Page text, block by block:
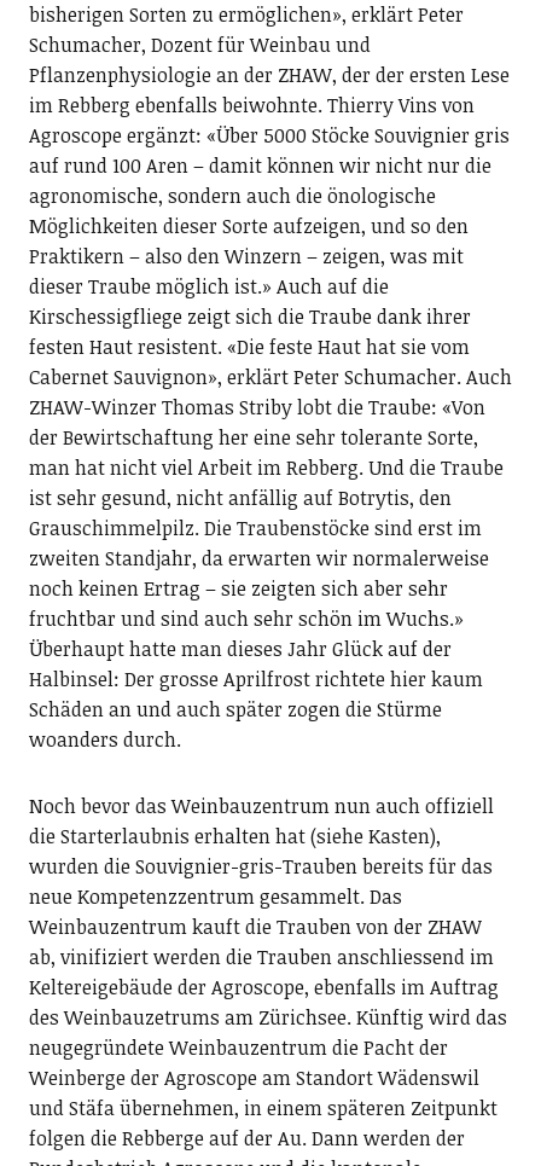
bisherigen Sorten zu ermöglichen», erklärt Peter
Schumacher, Dozent für Weinbau und
Pflanzenphysiologie an der ZHAW, der der ersten Lese
im Rebberg ebenfalls beiwohnte. Thierry Vins von
Agroscope ergänzt: «Über 5000 Stöcke Souvignier gris
auf rund 100 Aren – damit können wir nicht nur die
agronomische, sondern auch die önologische
Möglichkeiten dieser Sorte aufzeigen, und so den
Praktikern – also den Winzern – zeigen, was mit
dieser Traube möglich ist.» Auch auf die
Kirschessigfliege zeigt sich die Traube dank ihrer
festen Haut resistent. «Die feste Haut hat sie vom
Cabernet Sauvignon», erklärt Peter Schumacher. Auch
ZHAW-Winzer Thomas Striby lobt die Traube: «Von
der Bewirtschaftung her eine sehr tolerante Sorte,
man hat nicht viel Arbeit im Rebberg. Und die Traube
ist sehr gesund, nicht anfällig auf Botrytis, den
Grauschimmelpilz. Die Traubenstöcke sind erst im
zweiten Standjahr, da erwarten wir normalerweise
noch keinen Ertrag – sie zeigten sich aber sehr
fruchtbar und sind auch sehr schön im Wuchs.»
Überhaupt hatte man dieses Jahr Glück auf der
Halbinsel: Der grosse Aprilfrost richtete hier kaum
Schäden an und auch später zogen die Stürme
woanders durch.
Noch bevor das Weinbauzentrum nun auch offiziell
die Starterlaubnis erhalten hat (siehe Kasten),
wurden die Souvignier-gris-Trauben bereits für das
neue Kompetenzzentrum gesammelt. Das
Weinbauzentrum kauft die Trauben von der ZHAW
ab, vinifiziert werden die Trauben anschliessend im
Keltereigebäude der Agroscope, ebenfalls im Auftrag
des Weinbauzetrums am Zürichsee. Künftig wird das
neugegründete Weinbauzentrum die Pacht der
Weinberge der Agroscope am Standort Wädenswil
und Stäfa übernehmen, in einem späteren Zeitpunkt
folgen die Rebberge auf der Au. Dann werden der